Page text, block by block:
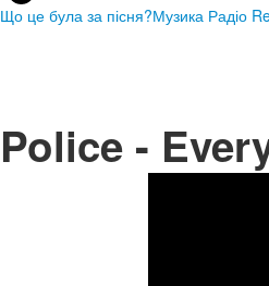
Що це була за пісня?Музика Радіо
Police -